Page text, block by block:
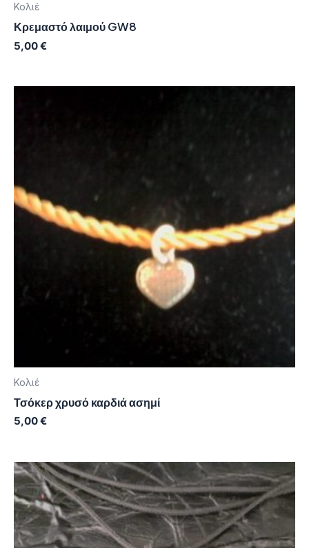
Κολιέ
Κρεμαστό λαιμού GW8
5,00€
Κολιέ
Τσόκερ χρυσό καρδιά ασημί
5,00€